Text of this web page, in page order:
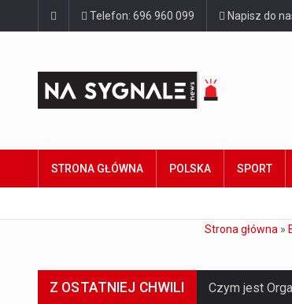
Telefon: 696 960 099 Napisz do
STRONA GŁÓWNA POLSKA SPORT
Strona główna »
Z OSTATNIEJ CHWILI